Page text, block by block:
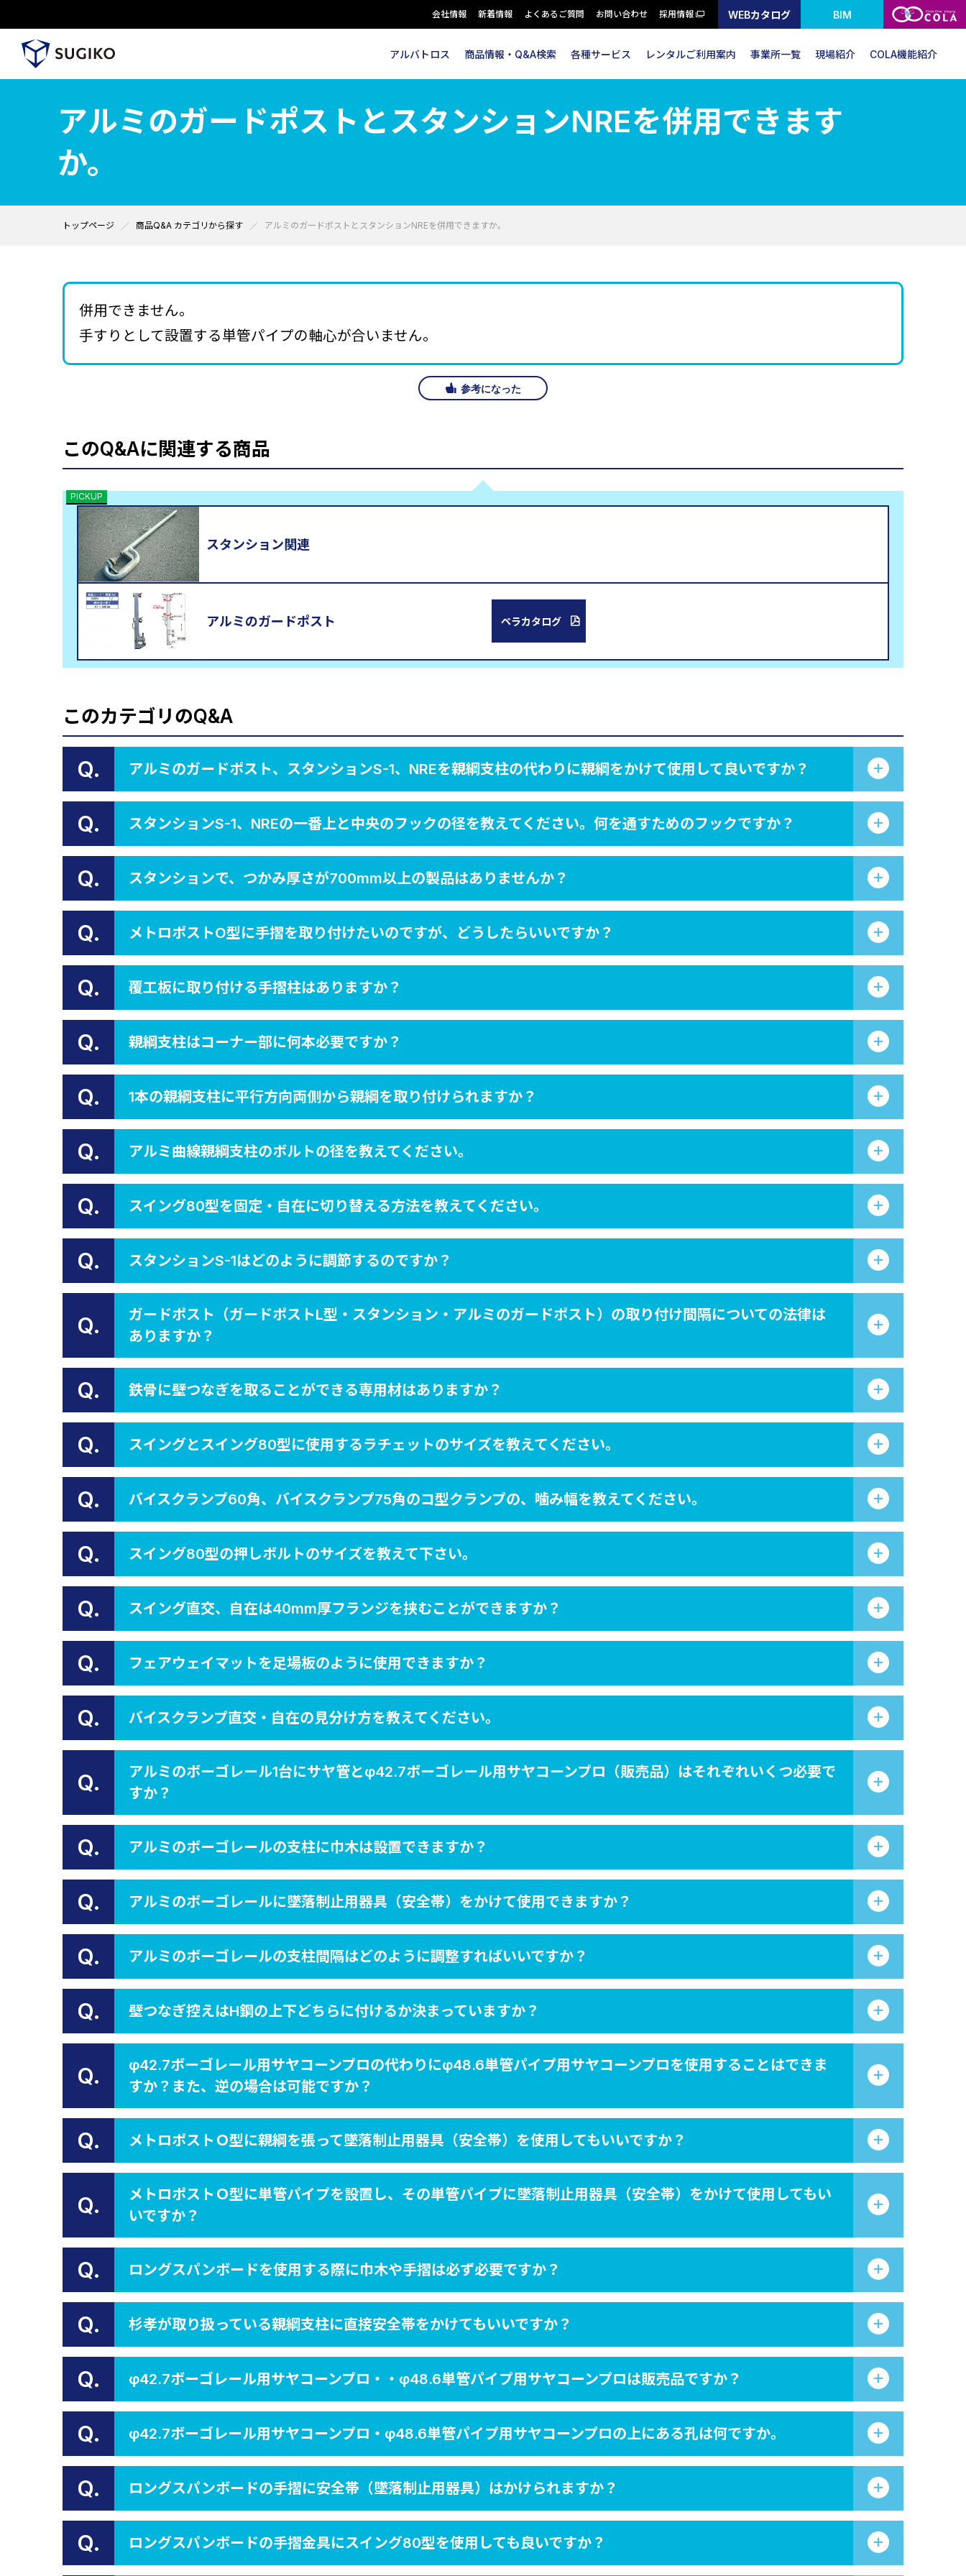
会社情報 新着情報 よくあるご質問 お問い合わせ 採用情報 WEBカタログ BIM
アルバトロス 商品情報・Q&A検索 各種サービス レンタルご利用案内 事業所一覧 現場紹介 COLA機能紹介
アルミのガードポストとスタンションNREを併用できます
か。
トップページ 商品Q&A カテゴリから探す アルミのガードポストとスタンションNREを併用できますか。
併用できません。
手すりとして設置する単管パイプの軸心が合いません。
参考になった
このQ&Aに関連する商品
スタンション関連
PICKUP
アルミのガードポスト ペラカタログ
このカテゴリのQ&A
Q. アルミのガードポスト、スタンションS-1、NREを親綱支柱の代わりに親綱をかけて使用して良いですか？
Q. スタンションS-1、NREの一番上と中央のフックの径を教えてください。何を通すためのフックですか？
Q. スタンションで、つかみ厚さが700mm以上の製品はありませんか？
Q. メトロポストO型に手摺を取り付けたいのですが、どうしたらいいですか？
Q. 覆工板に取り付ける手摺柱はありますか？
Q. 親綱支柱はコーナー部に何本必要ですか？
Q. 1本の親綱支柱に平行方向両側から親綱を取り付けられますか？
Q. アルミ曲線親綱支柱のボルトの径を教えてください。
Q. スイング80型を固定・自在に切り替える方法を教えてください。
Q. スタンションS-1はどのように調節するのですか？
Q.
ガードポスト（ガードポストL型・スタンション・アルミのガードポスト）の取り付け間隔についての法律は
ありますか？
Q. 鉄骨に壁つなぎを取ることができる専用材はありますか？
Q. スイングとスイング80型に使用するラチェットのサイズを教えてください。
Q. バイスクランプ60角、バイスクランプ75角のコ型クランプの、噛み幅を教えてください。
Q. スイング80型の押しボルトのサイズを教えて下さい。
Q. スイング直交、自在は40mm厚フランジを挟むことができますか？
Q. フェアウェイマットを足場板のように使用できますか？
Q. バイスクランプ直交・自在の見分け方を教えてください。
Q.
アルミのボーゴレール1台にサヤ管とφ42.7ボーゴレール用サヤコーンプロ（販売品）はそれぞれいくつ必要で
すか？
Q. アルミのボーゴレールの支柱に巾木は設置できますか？
Q. アルミのボーゴレールに墜落制止用器具（安全帯）をかけて使用できますか？
Q. アルミのボーゴレールの支柱間隔はどのように調整すればいいですか？
Q. 壁つなぎ控えはH鋼の上下どちらに付けるか決まっていますか？
Q.
φ42.7ボーゴレール用サヤコーンプロの代わりにφ48.6単管パイプ用サヤコーンプロを使用することはできま
すか？また、逆の場合は可能ですか？
Q. メトロポストＯ型に親綱を張って墜落制止用器具（安全帯）を使用してもいいですか？
Q.
メトロポストＯ型に単管パイプを設置し、その単管パイプに墜落制止用器具（安全帯）をかけて使用してもい
いですか？
Q. ロングスパンボードを使用する際に巾木や手摺は必ず必要ですか？
Q. 杉孝が取り扱っている親綱支柱に直接安全帯をかけてもいいですか？
Q. φ42.7ボーゴレール用サヤコーンプロ・・φ48.6単管パイプ用サヤコーンプロは販売品ですか？
Q. φ42.7ボーゴレール用サヤコーンプロ・φ48.6単管パイプ用サヤコーンプロの上にある孔は何ですか。
Q. ロングスパンボードの手摺に安全帯（墜落制止用器具）はかけられますか？
Q. ロングスパンボードの手摺金具にスイング80型を使用しても良いですか？